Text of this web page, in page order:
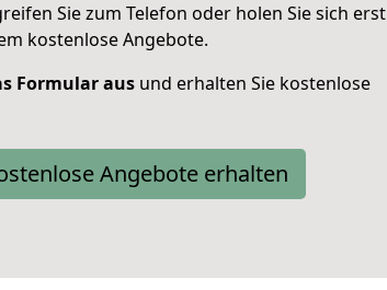
Sie zum Telefon oder holen Sie sich erst
kostenlose Angebote.
Formular aus und erhalten Sie kostenlose
Angebote erhalten